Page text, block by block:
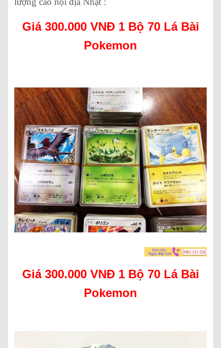
Giá 300.000 VNĐ 1 Bộ 70 Lá Bài
Pokemon
Giá 300.000 VNĐ 1 Bộ 70 Lá Bài
Pokemon